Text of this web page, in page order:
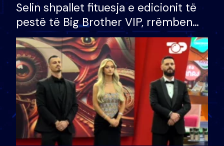
Selin shpallet fituesja e edicionit të
pestë të Big Brother VIP, rrëmben
çmimin e madh prej 100 mijë eurosh